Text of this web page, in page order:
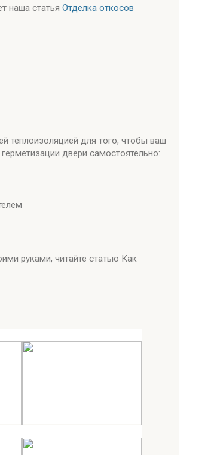
наша статья Отделка откосов
теплоизоляцией для того, чтобы ваш
двери самостоятельно:
руками, читайте статью Как